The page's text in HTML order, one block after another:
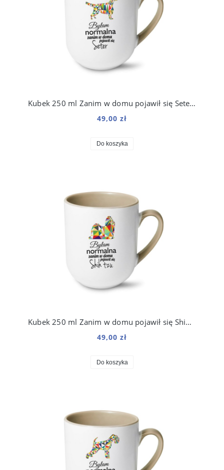
Kubek 250 ml Zanim w domu pojawił się Seter Irlandzki
49,00 zł
Do koszyka
Kubek 250 ml Zanim w domu pojawił się Shih Tzu
49,00 zł
Do koszyka